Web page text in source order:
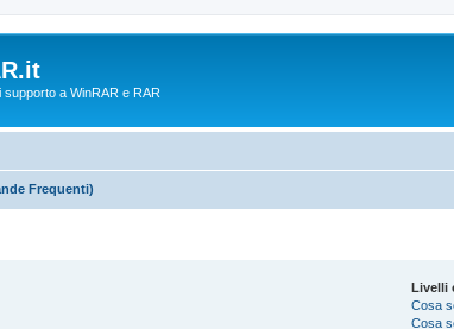
supporto a WinRAR e RAR
Frequenti)
Livelli
Cosa
Cosa